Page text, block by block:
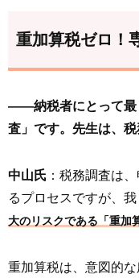
重加算税ゼロ！
――納税者にとって最
査」です。先生は、
中山氏 ：税務調査は
るプロセスですが、我
大のリスクである「重加
重加算税は、意図的